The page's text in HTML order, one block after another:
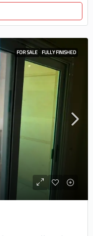
FOR SALE FULLY FINISHED